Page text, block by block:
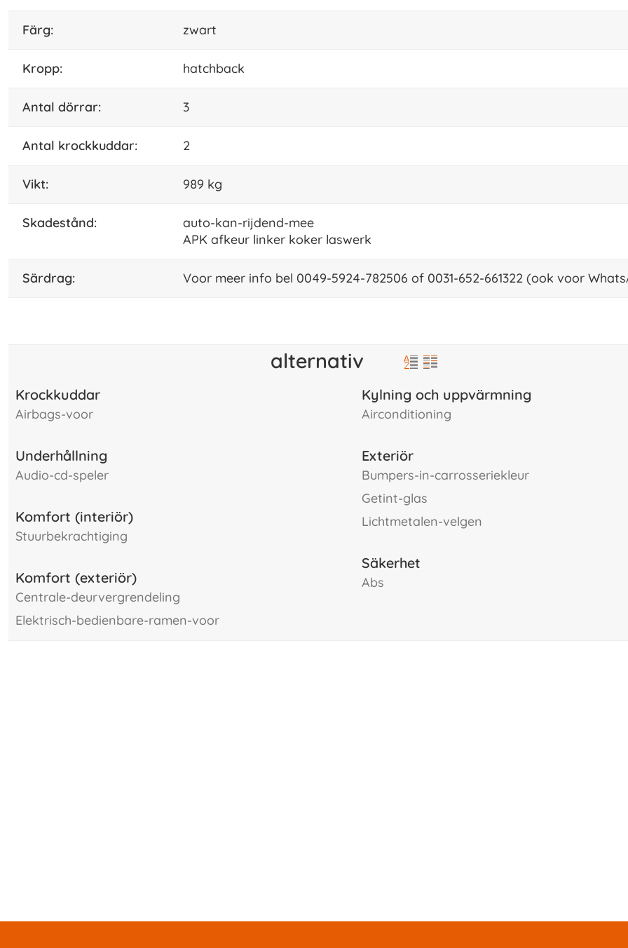
Färg: zwart
kropp: hatchback
antal dörrar: 3
antal krockkuddar: 2
vikt: 989 kg
skadestånd:
auto-kan-rijdend-mee
APK afkeur linker koker laswerk
särdrag: Voor meer info bel 0049-5924-782506 of 0031-652-661322 (ook voor
alternativ
Krockkuddar
airbags-voor
Kylning och uppvärmning
airconditioning
Underhållning
audio-cd-speler
Komfort (interiör)
stuurbekrachtiging
Komfort (exteriör)
centrale-deurvergrendeling
elektrisch-bedienbare-ramen-voor
Exteriör
bumpers-in-carrosseriekleur
getint-glas
lichtmetalen-velgen
Säkerhet
abs